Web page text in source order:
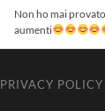
Non ho mai
aumenti
PRIVACY POLICY